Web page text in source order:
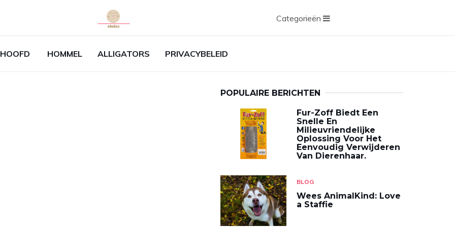
Categorieën
HOOFD HOMMEL ALLIGATORS PRIVACYBELEID
POPULAIRE BERICHTEN
Fur-Zoff Biedt Een
Snelle En
Milieuvriendelijke
Oplossing Voor Het
Eenvoudig Verwijderen
Van Dierenhaar.
BLOG
Wees AnimalKind: Love
a Staffie